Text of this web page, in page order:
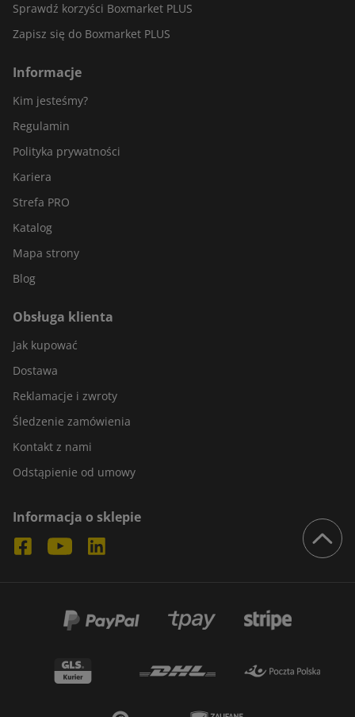
Sprawdź korzyści Boxmarket PLUS
Zapisz się do Boxmarket PLUS
Informacje
Kim jesteśmy?
Regulamin
Polityka prywatności
Kariera
Strefa PRO
Katalog
Mapa strony
Blog
Obsługa klienta
Jak kupować
Dostawa
Reklamacje i zwroty
Śledzenie zamówienia
Kontakt z nami
Odstąpienie od umowy
Informacja o sklepie